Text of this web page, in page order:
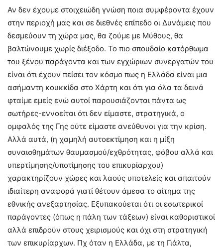
Αν δεν έχουμε στοιχειώδη γνώση ποια συμφέροντα έχουν
στην περιοχή μας και σε διεθνές επίπεδο οι Δυνάμεις που
δεσμεύουν τη χώρα μας, θα ζούμε με Μύθους, θα
βαλτώνουμε χωρίς διέξοδο. Το πιο σπουδαίο κατόρθωμα
του ξένου παράγοντα και των εγχώριων συνεργατών του
είναι ότι έχουν πείσει τον κόσμο πως η Ελλάδα είναι μια
ασήμαντη κουκκίδα στο Χάρτη και ότι για όλα τα δεινά
φταίμε εμείς ενώ αυτοί παρουσιάζονται πάντα ως
σωτήρες-εννοείται ότι δεν είμαστε, στρατηγικά, ο
ομφαλός της Γης ούτε είμαστε ανεύθυνοι για την κρίση.
Αλλά αυτά, (η χαμηλή αυτοεκτίμηση και η μίξη
συναισθημάτων θαυμασμού/εχθρότητας, φόβου αλλά και
υπερτίμησης/υποτίμησης του επικυρίαρχου)
χαρακτηρίζουν χώρες και λαούς υποτελείς και απαιτούν
ιδιαίτερη αναφορά γιατί θέτουν άμεσα το αίτημα της
εθνικής ανεξαρτησίας. Εξυπακούεται ότι οι εσωτερικοί
παράγοντες (όπως η πάλη των τάξεων) είναι καθοριστικοί
αλλά επιδρούν στους χειρισμούς και όχι στη στρατηγική
των επικυρίαρχων. Πχ όταν η Ελλάδα, με τη Γιάλτα,